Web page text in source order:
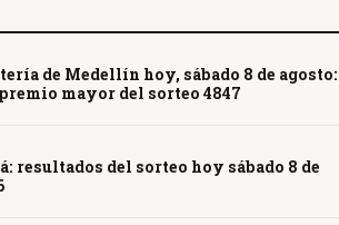
de Medellín hoy, sábado 8 de agosto:
mayor del sorteo 4847
resultados del sorteo hoy sábado 8 de